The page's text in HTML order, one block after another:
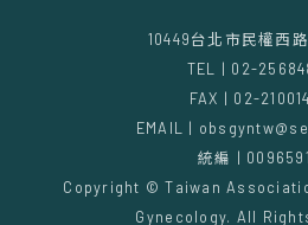
10449台北市民權西
TEL | 02-
FAX | 02-
EMAIL |
統編 |
Copyright © Taiwan
Gynecology. All